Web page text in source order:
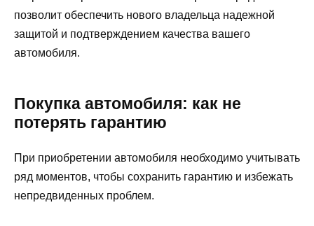
позволит обеспечить нового владельца надежной
защитой и подтверждением качества вашего
автомобиля.
Покупка автомобиля: как не
потерять гарантию
При приобретении автомобиля необходимо учитывать
ряд моментов, чтобы сохранить гарантию и избежать
непредвиденных проблем.